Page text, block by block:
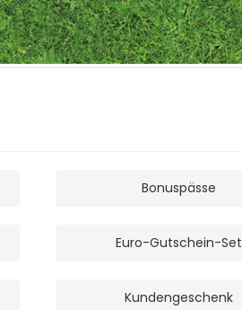
Bonuspässe
Euro-Gutschein-Set
Kundengeschenk